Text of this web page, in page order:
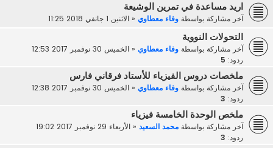
اريد مساعدة في تمرين الوشيعة
آخر مشاركة بواسطة وفاء معطاوي« الاثنين 1 جانفي 2018 11:25
التحولات النووية
آخر مشاركة بواسطة وفاء معطاوي« الخميس 30 نوفمبر 2017 12:53
ردود: 5
ملخصات دروس الفيزياء للأستاد فرقاني فارس
آخر مشاركة بواسطة وفاء معطاوي« الخميس 30 نوفمبر 2017 12:38
ردود: 3
ملخص الوحدة الخامسة فيزياء
آخر مشاركة بواسطة محمد السعيد« الأربعاء 29 نوفمبر 2017 19:02
ردود: 3